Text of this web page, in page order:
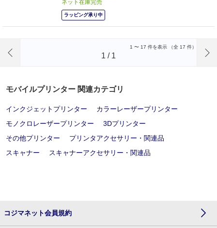
ネット在庫完売
ラッピング承り中
1 〜 17 件を表示 （全 17 件）
1 / 1
モバイルプリンター 関連カテゴリ
インクジェットプリンター
カラーレーザープリンター
モノクロレーザープリンター
3Dプリンター
その他プリンター
プリンタアクセサリー・関連品
スキャナー
スキャナーアクセサリー・関連品
コジマネット会員規約